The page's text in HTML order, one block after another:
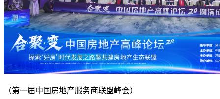
（第一届中国房地产服务商联盟峰会）